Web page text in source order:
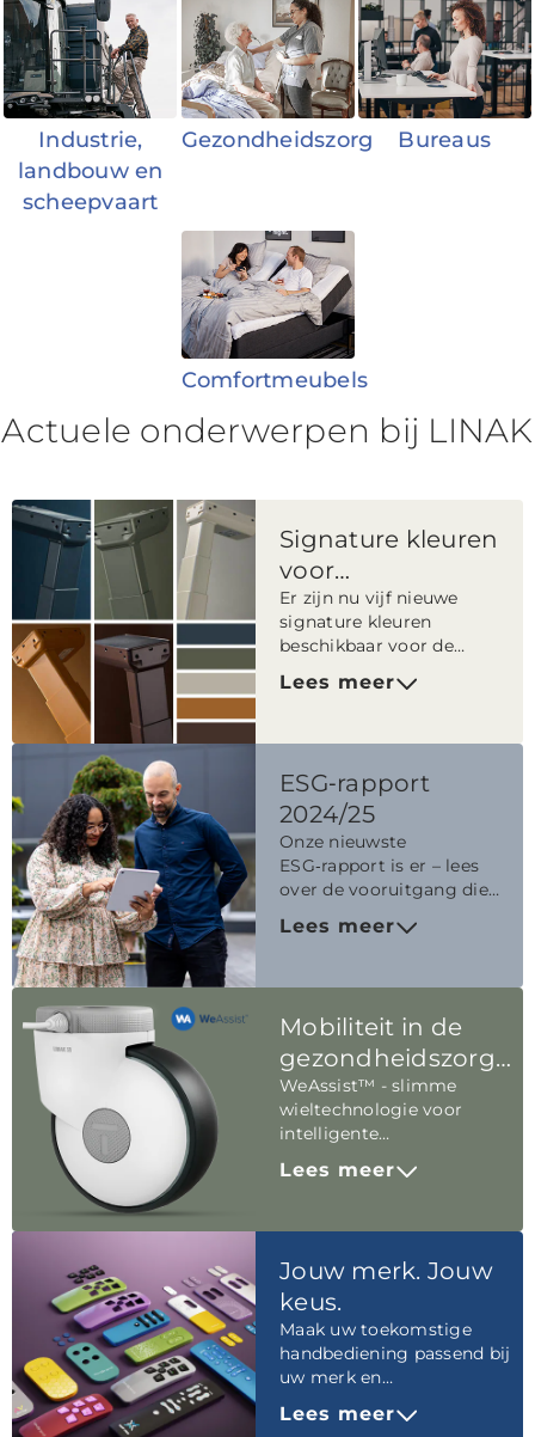
Industrie,
landbouw en
scheepvaart
Gezondheidszorg Bureaus
Comfortmeubels
Actuele onderwerpen bij LINAK
Signature kleuren
voor
EXPERIENCE™
Er zijn nu vijf nieuwe
signature kleuren
beschikbaar voor de
bureaukolomseries, wat
het eenvoudiger maakt
overeenstemming te
interieurstijl.
Lees meer
ESG‑rapport
2024/25
Onze nieuwste
ESG‑rapport is er – lees
over de vooruitgang die
we hebben geboekt
richting onze ambities.
Lees meer
Mobiliteit in de
gezondheidszorg
herdefiniëren
WeAssist™ - slimme
wieltechnologie voor
intelligente
manoeuvreerbaarheid van
bedden. Laten we
norm voor mobiliteit
Lees meer
Jouw merk. Jouw
keus.
Maak uw toekomstige
handbediening passend bij
uw merk en
meubelontwerp.
Personaliseer de LINAK
Lees meer